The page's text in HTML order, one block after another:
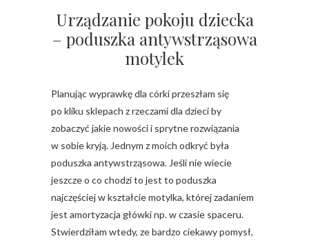
Urządzanie pokoju dziecka
– poduszka antywstrząsowa
motylek
Planując wyprawkę dla córki przeszłam się
po kliku sklepach z rzeczami dla dzieci by
zobaczyć jakie nowości i sprytne rozwiązania
w sobie kryją. Jednym z moich odkryć była
poduszka antywstrząsowa. Jeśli nie wiecie
jeszcze o co chodzi to jest to poduszka
najczęściej w kształcie motylka, której zadaniem
jest amortyzacja główki np. w czasie spaceru.
Stwierdziłam wtedy, ze bardzo ciekawy pomysł,